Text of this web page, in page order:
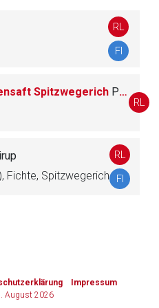
RL
FI
Spitzwegerich Presssaft
RL
Fichte, Spitzwegerich
RL
FI
Impressum
August 2026
rote-liste.de Zur Seite